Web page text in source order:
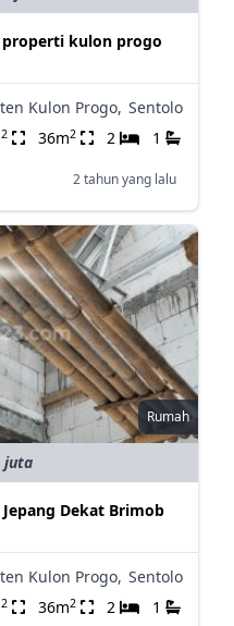
kulon progo
Kulon Progo, Sentolo
2 36m2 2 1
2 tahun yang lalu
Rumah
juta
Dekat Brimob
Kulon Progo, Sentolo
2 36m2 2 1